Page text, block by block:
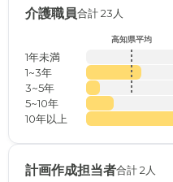
介護職員合計 23人
高知県平均
1年未満
1~3年
3~5年
5~10年
10年以上
計画作成担当者合計 2人